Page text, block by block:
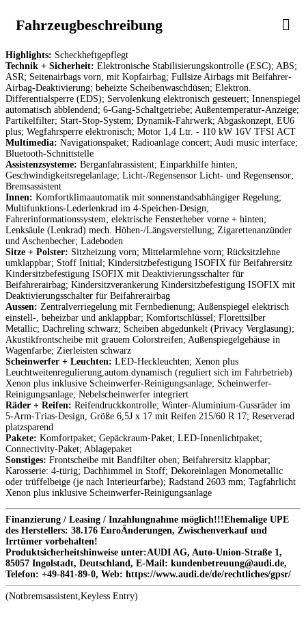
Fahrzeugbeschreibung
Highlights: Scheckheftgepflegt
Technik + Sicherheit: Elektronische Stabilisierungskontrolle (ESC); ABS;
ASR; Seitenairbags vorn, mit Kopfairbag; Fullsize Airbags mit Beifahrer-
Airbag-Deaktivierung; beheizte Scheibenwaschdüsen; Elektron.
Differentialsperre (EDS); Servolenkung elektronisch gesteuert; Innenspiegel
automatisch abblendend; 6-Gang-Schaltgetriebe; Außentemperatur-Anzeige;
Partikelfilter; Start-Stop-System; Dynamik-Fahrwerk; Abgaskonzept, EU6
plus; Wegfahrsperre elektronisch; Motor 1,4 Ltr. - 110 kW 16V TFSI ACT
Multimedia: Navigationspaket; Radioanlage concert; Audi music interface;
Bluetooth-Schnittstelle
Assistenzsysteme: Berganfahrassistent; Einparkhilfe hinten;
Geschwindigkeitsregelanlage; Licht-/Regensensor Licht- und Regensensor;
Bremsassistent
Innen: Komfortklimaautomatik mit sonnenstandsabhängiger Regelung;
Multifunktions-Lederlenkrad im 4-Speichen-Design;
Fahrerinformationssystem; elektrische Fensterheber vorne + hinten;
Lenksäule (Lenkrad) mech. Höhen-/Längsverstellung; Zigarettenanzünder
und Aschenbecher; Ladeboden
Sitze + Polster: Sitzheizung vorn; Mittelarmlehne vorn; Rücksitzlehne
umklappbar; Stoff Initial; Kindersitzbefestigung ISOFIX für Beifahrersitz
Kindersitzbefestigung ISOFIX mit Deaktivierungsschalter für
Beifahrerairbag; Kindersitzverankerung Kindersitzbefestigung ISOFIX mit
Deaktivierungsschalter für Beifahrerairbag
Aussen: Zentralverriegelung mit Fernbedienung; Außenspiegel elektrisch
einstell-, beheizbar und anklappbar; Komfortschlüssel; Florettsilber
Metallic; Dachreling schwarz; Scheiben abgedunkelt (Privacy Verglasung);
Akustikfrontscheibe mit grauem Colorstreifen; Außenspiegelgehäuse in
Wagenfarbe; Zierleisten schwarz
Scheinwerfer + Leuchten: LED-Heckleuchten; Xenon plus
Leuchtweitenregulierung,autom.dynamisch (reguliert sich im Fahrbetrieb)
Xenon plus inklusive Scheinwerfer-Reinigungsanlage; Scheinwerfer-
Reinigungsanlage; Nebelscheinwerfer integriert
Räder + Reifen: Reifendruckkontrolle; Winter-Aluminium-Gussräder im
5-Arm-Trias-Design, Größe 6,5J x 17 mit Reifen 215/60 R 17; Reserverad
platzsparend
Pakete: Komfortpaket; Gepäckraum-Paket; LED-Innenlichtpaket;
Connectivity-Paket; Ablagepaket
Sonstiges: Frontscheibe mit Bandfilter oben; Beifahrersitz klappbar;
Karosserie: 4-türig; Dachhimmel in Stoff; Dekoreinlagen Monometallic
oder trüffelbeige (je nach Interieurfarbe); Radstand 2603 mm; Tagfahrlicht
Xenon plus inklusive Scheinwerfer-Reinigungsanlage
Finanzierung / Leasing / Inzahlungnahme möglich!!!Ehemalige UPE
des Herstellers: 38.176 EuroÄnderungen, Zwischenverkauf und
Irrtümer vorbehalten!
Produktsicherheitshinweise unter:AUDI AG, Auto-Union-Straße 1,
85057 Ingolstadt, Deutschland, E-Mail: kundenbetreuung@audi.de,
Telefon: +49-841-89-0, Web: https://www.audi.de/de/rechtliches/gpsr/
(Notbremsassistent,Keyless Entry)